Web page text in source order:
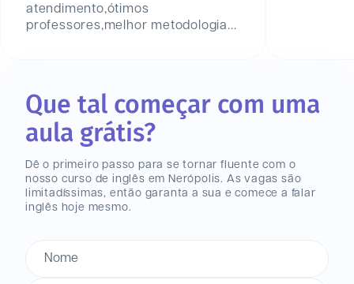
atendimento,ótimos
professores,melhor metodologia...
Que tal começar com uma
aula grátis?
Dê o primeiro passo para se tornar fluente com o
nosso curso de inglês em Nerópolis. As vagas são
limitadíssimas, então garanta a sua e comece a falar
inglês hoje mesmo.
Nome